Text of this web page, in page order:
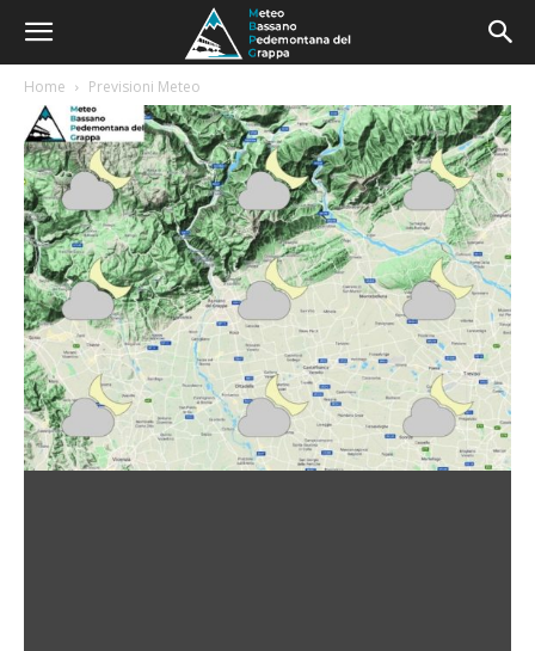
Home Previsioni Meteo